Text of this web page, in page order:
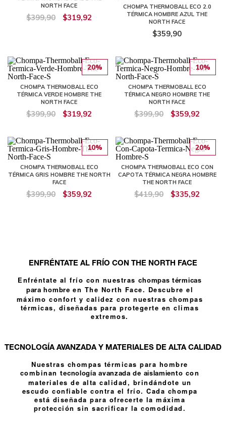
NORTH FACE
$399,90 $319,92
CHOMPA THERMOBALL ECO 2.0
TÉRMICA HOMBRE AZUL THE
NORTH FACE
$359,90
20%
CHOMPA THERMOBALL ECO
TÉRMICA VERDE HOMBRE THE
NORTH FACE
$399,90 $319,92
10%
CHOMPA THERMOBALL ECO
TÉRMICA NEGRO HOMBRE THE
NORTH FACE
$399,90 $359,92
10%
CHOMPA THERMOBALL ECO
TÉRMICA GRIS HOMBRE THE NORTH
FACE
$399,90 $359,92
20%
CHOMPA THERMOBALL ECO CON
CAPOTA TÉRMICA NEGRA HOMBRE
THE NORTH FACE
$419,90 $335,92
ENFRÉNTATE AL FRÍO CON THE NORTH FACE
Enfréntate al frío con nuestraschompas térmicas
para hombre en The North Face. Descubre el
máximo confort y calidez con nuestras chompas
térmicas, diseñadas para protegerte en climas
extremos.
TECNOLOGÍA AVANZADA Y MATERIALES DE ALTA CALIDAD
Nuestras chompas térmicas para hombre
combinantecnología avanzada de aislamiento con
materiales de alta calidad, brindándote un
escudo confiable contra el frío. Cada chompa
está diseñada para ofrecerte la máxima
protección sin sacrificar la comodidad.